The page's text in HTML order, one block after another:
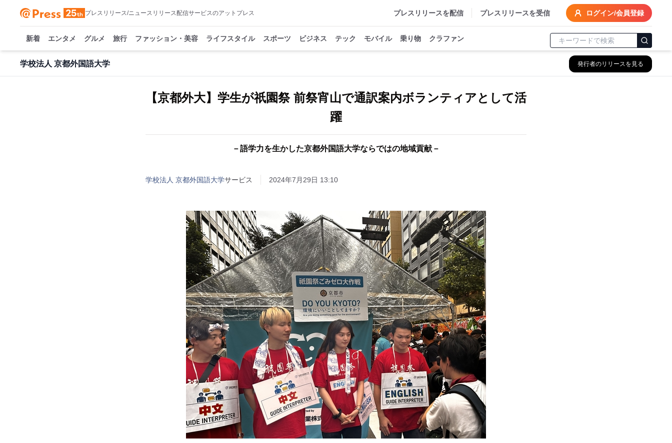
プレスリリース/ニュースリリース配信サービスのアットプレス プレスリリースを配信 プレスリリースを受信 ログイン/会員登録
新着 エンタメ グルメ 旅行 ファッション・美容 ライフスタイル スポーツ ビジネス テック モバイル 乗り物 クラファン
学校法人 京都外国語大学 発行者のリリースを見る
【京都外大】学生が祇園祭 前祭宵山で通訳案内ボランティアとして活
躍
－語学力を生かした京都外国語大学ならではの地域貢献－
学校法人 京都外国語大学サービス 2024年7月29日 13:10